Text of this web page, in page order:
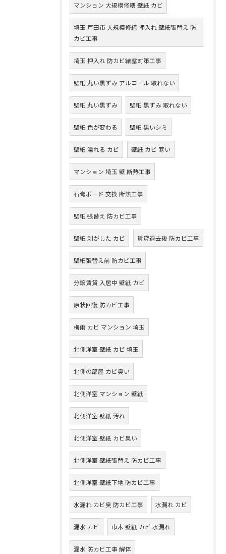
マンション 大規模修繕 壁紙 カビ
埼玉 戸田市 大規模修繕 押入れ 壁紙張替え 防
カビ工事
埼玉 押入れ 防カビ結露対策工事
壁紙 丸い黒ずみ アルコール 取れない
壁紙 丸い黒ずみ 壁紙 黒ずみ 取れない
壁紙 色が変わる 壁紙 黒いシミ
壁紙 濡れる カビ 壁紙 カビ 寒い
マンション 埼玉 壁 断熱工事
石膏ボード 交換 断熱工事
壁紙 張替え 防カビ工事
壁紙 剥がした カビ 賃貸退去後 防カビ工事
壁紙張替え前 防カビ工事
分譲賃貸 入居中 壁紙 カビ
原状回復 防カビ工事
梅雨 カビ マンション 埼玉
北側洋室 壁紙 カビ 埼玉
北側の部屋 カビ臭い
北側洋室 マンション 壁紙
北側洋室 壁紙 汚れ
北側洋室 壁紙 カビ臭い
北側洋室 壁紙張替え 防カビ工事
北側洋室 壁紙下地 防カビ工事
水漏れ カビ臭 防カビ工事 水漏れ カビ
漏水 カビ 巾木 壁紙 カビ 水漏れ
漏水 防カビ工事 解体